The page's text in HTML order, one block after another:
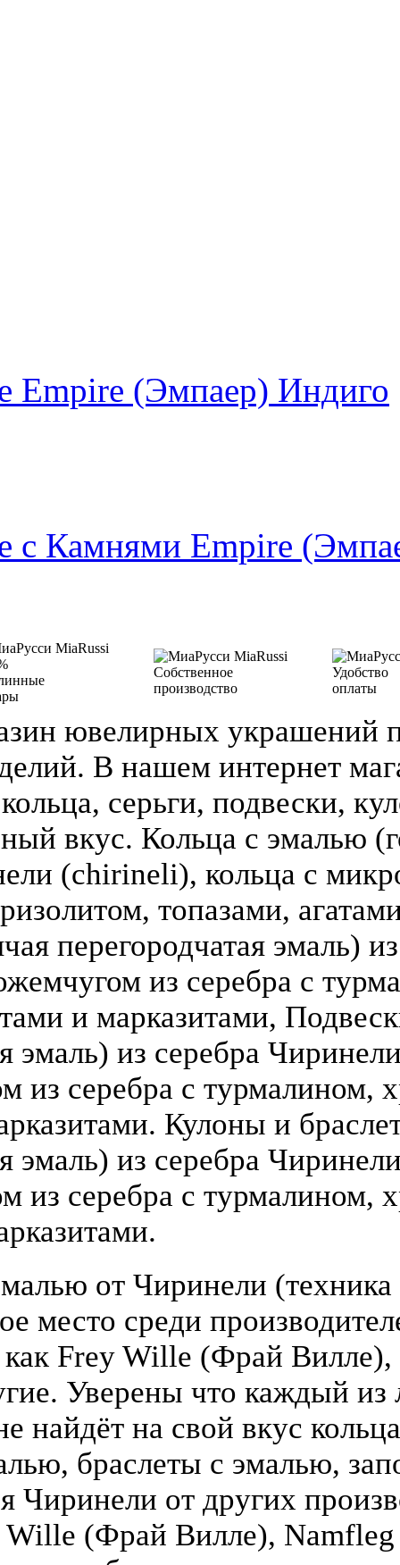
Empire (Эмпаер) Индиго
с Камнями Empire
Собственное
производство
Удобство
оплаты
ювелирных украшений
В нашем интернет
серьги, подвески,
вкус. Кольца с эмалью
(chirineli), кольца с
топазами,
перегородчатая эмаль)
из серебра с
и марказитами,
эмаль) из серебра
из серебра с турмалином,
Кулоны и
эмаль) из серебра
из серебра с турмалином,
от Чиринели (техника
место среди
Frey Wille (Фрай
Уверены что каждый
найдёт на свой вкус
браслеты с эмалью,
Чиринели от других
Wille (Фрай Вилле),